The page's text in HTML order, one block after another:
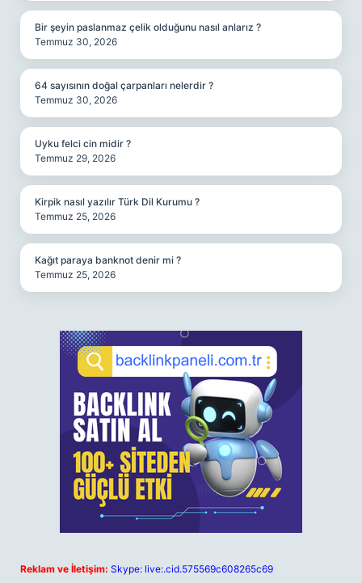
Bir şeyin paslanmaz çelik olduğunu nasıl anlarız ?
Temmuz 30, 2026
64 sayısının doğal çarpanları nelerdir ?
Temmuz 30, 2026
Uyku felci cin midir ?
Temmuz 29, 2026
Kirpik nasıl yazılır Türk Dil Kurumu ?
Temmuz 25, 2026
Kağıt paraya banknot denir mi ?
Temmuz 25, 2026
Reklam ve İletişim: Skype: live:.cid.575569c608265c69